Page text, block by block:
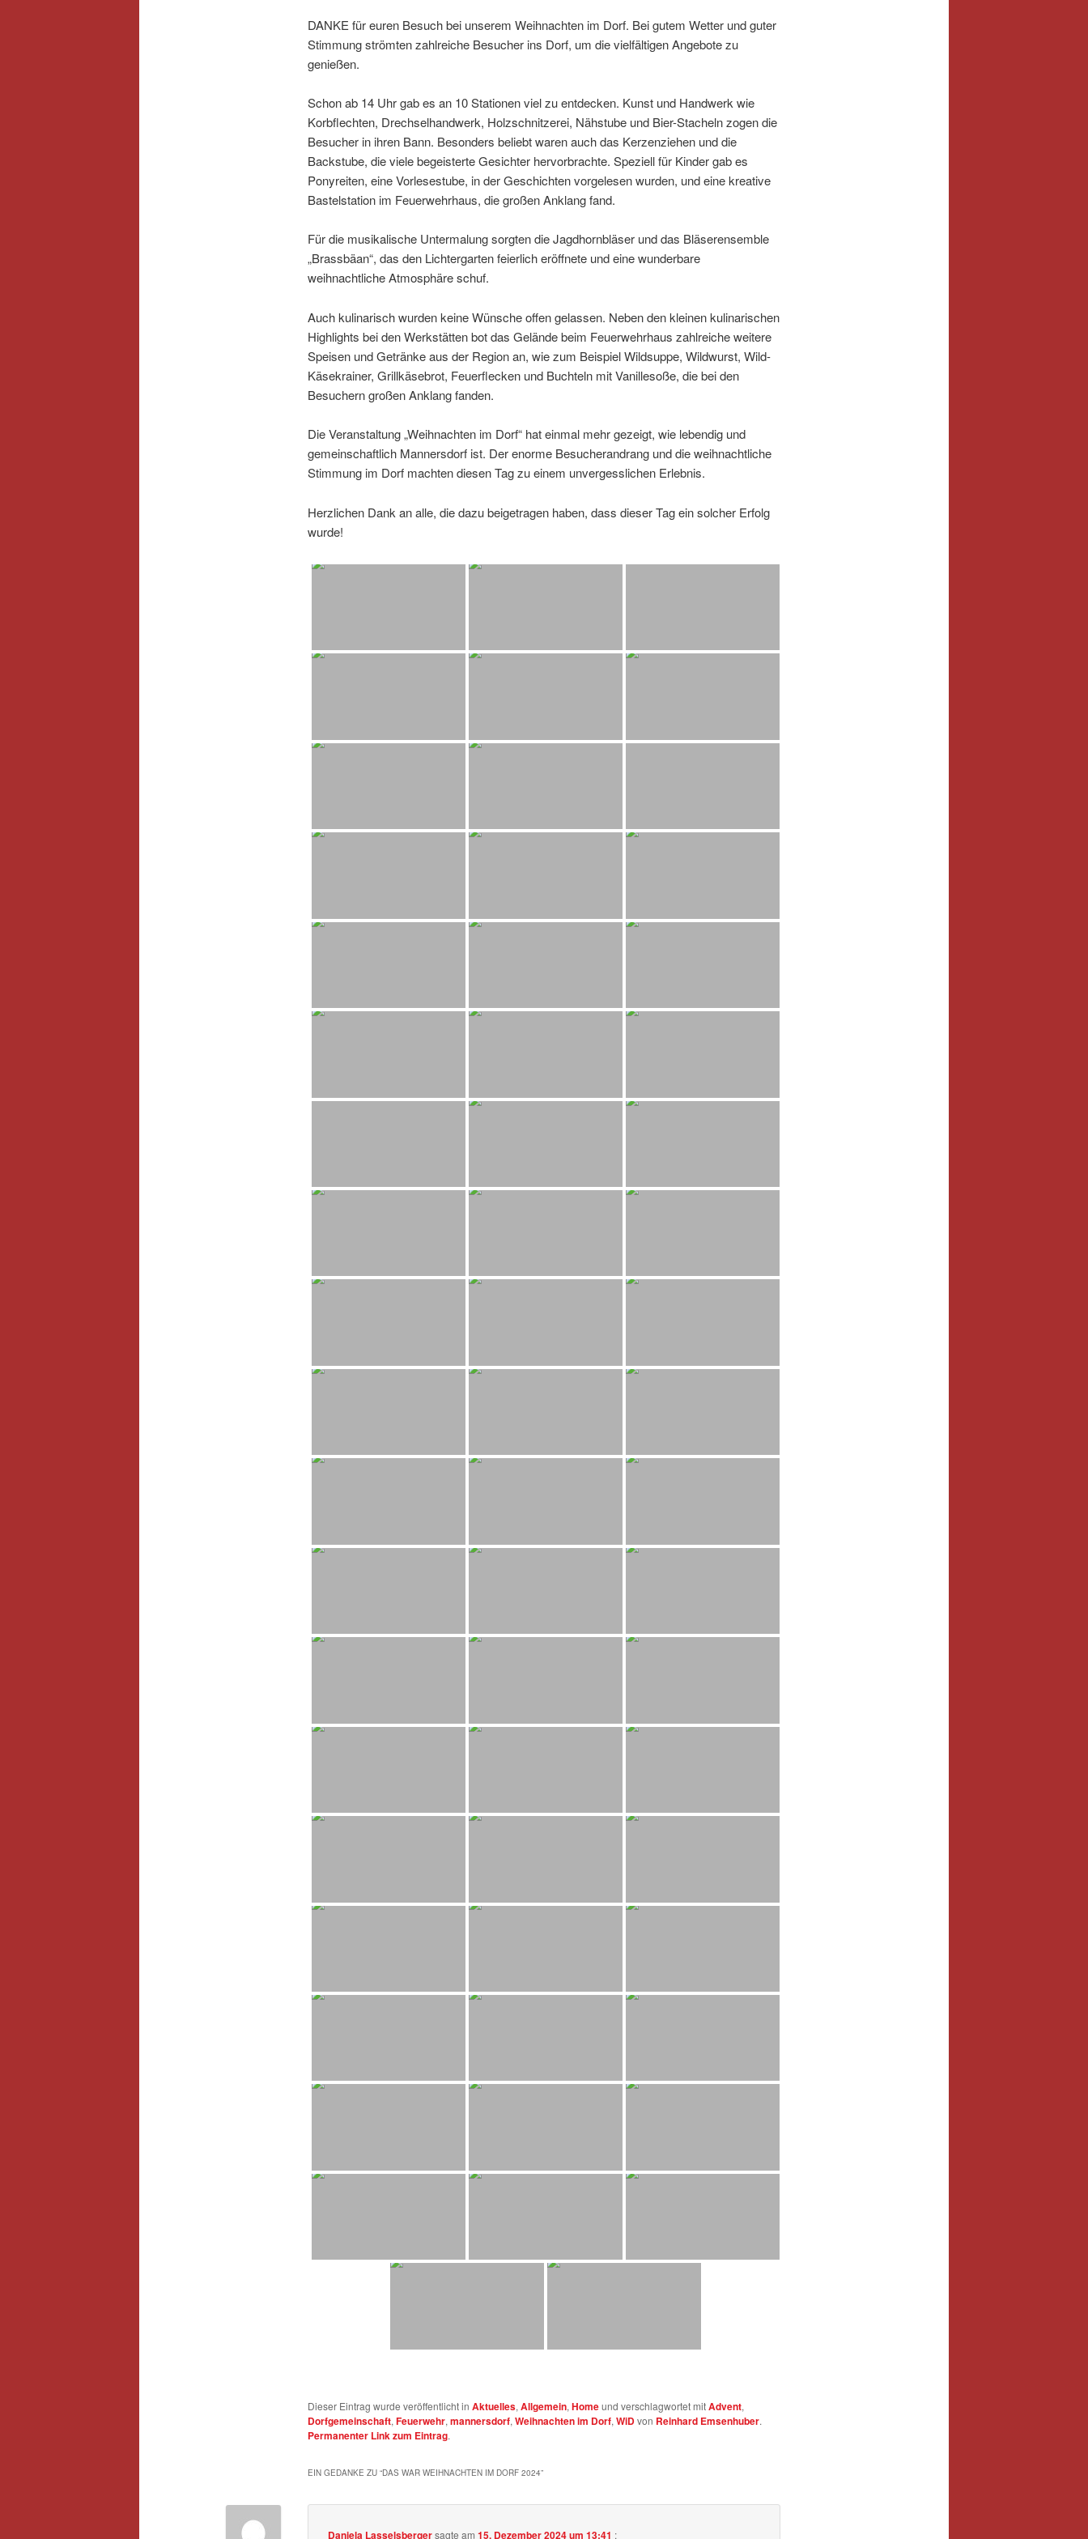
DANKE für euren Besuch bei unserem Weihnachten im Dorf. Bei gutem Wetter und guter
Stimmung strömten zahlreiche Besucher ins Dorf, um die vielfältigen Angebote zu
genießen.
Schon ab 14 Uhr gab es an 10 Stationen viel zu entdecken. Kunst und Handwerk wie
Korbflechten, Drechselhandwerk, Holzschnitzerei, Nähstube und Bier-Stacheln zogen die
Besucher in ihren Bann. Besonders beliebt waren auch das Kerzenziehen und die
Backstube, die viele begeisterte Gesichter hervorbrachte. Speziell für Kinder gab es
Ponyreiten, eine Vorlesestube, in der Geschichten vorgelesen wurden, und eine kreative
Bastelstation im Feuerwehrhaus, die großen Anklang fand.
Für die musikalische Untermalung sorgten die Jagdhornbläser und das Bläserensemble
„Brassbäan“, das den Lichtergarten feierlich eröffnete und eine wunderbare
weihnachtliche Atmosphäre schuf.
Auch kulinarisch wurden keine Wünsche offen gelassen. Neben den kleinen kulinarischen
Highlights bei den Werkstätten bot das Gelände beim Feuerwehrhaus zahlreiche weitere
Speisen und Getränke aus der Region an, wie zum Beispiel Wildsuppe, Wildwurst, Wild-
Käsekrainer, Grillkäsebrot, Feuerflecken und Buchteln mit Vanillesoße, die bei den
Besuchern großen Anklang fanden.
Die Veranstaltung „Weihnachten im Dorf“ hat einmal mehr gezeigt, wie lebendig und
gemeinschaftlich Mannersdorf ist. Der enorme Besucherandrang und die weihnachtliche
Stimmung im Dorf machten diesen Tag zu einem unvergesslichen Erlebnis.
Herzlichen Dank an alle, die dazu beigetragen haben, dass dieser Tag ein solcher Erfolg
wurde!
Dieser Eintrag wurde veröffentlicht in Aktuelles, Allgemein, Homeund verschlagwortet mitAdvent,
Dorfgemeinschaft, Feuerwehr, mannersdorf, Weihnachten im Dorf, WiDvon Reinhard Emsenhuber.
Permanenter Link zum Eintrag.
EIN GEDANKE ZU “DAS WAR WEIHNACHTEN IM DORF 2024”
Daniela Lasselsbergersagte am15. Dezember 2024 um 13:41 :